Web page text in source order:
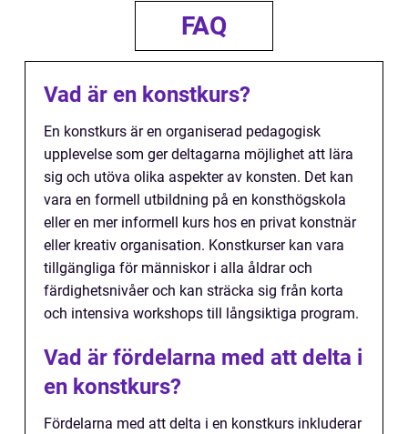
FAQ
Vad är en konstkurs?
En konstkurs är en organiserad pedagogisk
upplevelse som ger deltagarna möjlighet att lära
sig och utöva olika aspekter av konsten. Det kan
vara en formell utbildning på en konsthögskola
eller en mer informell kurs hos en privat konstnär
eller kreativ organisation. Konstkurser kan vara
tillgängliga för människor i alla åldrar och
färdighetsnivåer och kan sträcka sig från korta
och intensiva workshops till långsiktiga program.
Vad är fördelarna med att delta i
en konstkurs?
Fördelarna med att delta i en konstkurs inkluderar